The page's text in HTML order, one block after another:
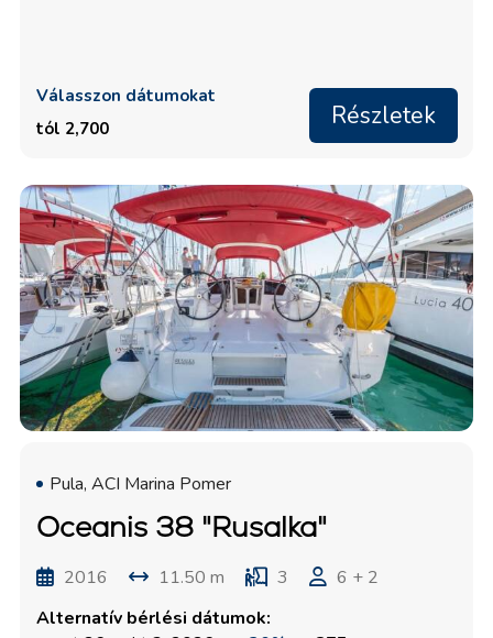
Válasszon dátumokat
tól 2,700
Részletek
Pula, ACI Marina Pomer
Oceanis 38 "Rusalka"
2016 11.50 m 3
6 + 2
Alternatív bérlési dátumok: